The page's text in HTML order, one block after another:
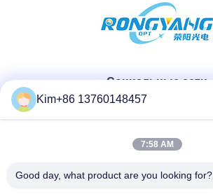
Социальные сети
Быстрый контакт
ТЕЛЕФОН:
Kim+86 13760148457
7:58 AM
Good day, what product are you looking for?